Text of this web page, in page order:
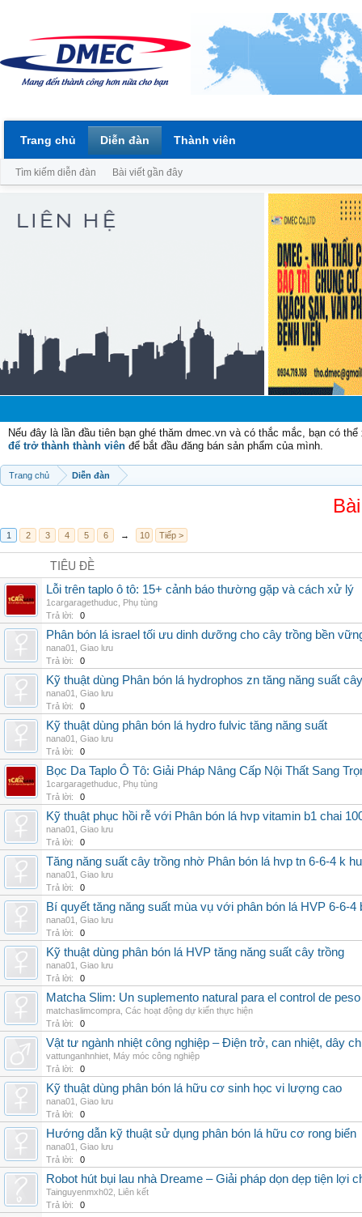
Nếu đây là lần đầu tiên bạn ghé thăm dmec.vn và có thắc mắc, bạn có
để trở thành thành viên để bắt đầu đăng bán sản phẩm của mình.
Trang chủ Diễn đàn
1 2 3 4 5 6 → 10 Tiếp >
TIÊU ĐỀ
Lỗi trên taplo ô tô: 15+ cảnh báo thường gặp và cách xử lý
1cargaragethuduc
Phụ tùng
Trả lời:
0
Phân bón lá israel tối ưu dinh dưỡng cho cây trồng bền
nana01
Giao lưu
Trả lời:
0
Kỹ thuật dùng Phân bón lá hydrophos zn tăng năng suất cây
nana01
Giao lưu
Trả lời:
0
Kỹ thuật dùng phân bón lá hydro fulvic tăng năng suất
nana01
Giao lưu
Trả lời:
0
Bọc Da Taplo Ô Tô: Giải Pháp Nâng Cấp Nội Thất Sang
1cargaragethuduc
Phụ tùng
Trả lời:
0
Kỹ thuật phục hồi rễ với Phân bón lá hvp vitamin b1 chai
nana01
Giao lưu
Trả lời:
0
Tăng năng suất cây trồng nhờ Phân bón lá hvp tn 6-6-4 k
nana01
Giao lưu
Trả lời:
0
Bí quyết tăng năng suất mùa vụ với phân bón lá HVP 6-6-4
nana01
Giao lưu
Trả lời:
0
Kỹ thuật dùng phân bón lá HVP tăng năng suất cây trồng
nana01
Giao lưu
Trả lời:
0
Matcha Slim: Un suplemento natural para el control de peso
matchaslimcompra Các hoạt động dự kiến thực hiện
Trả lời:
0
Vật tư ngành nhiệt công nghiệp – Điện trở, can nhiệt, dây
vattunganhnhiet Máy móc công nghiệp
Trả lời:
0
Kỹ thuật dùng phân bón lá hữu cơ sinh học vi lượng cao
nana01
Giao lưu
Trả lời:
0
Hướng dẫn kỹ thuật sử dụng phân bón lá hữu cơ rong biển
nana01
Giao lưu
Trả lời:
0
Robot hút bụi lau nhà Dreame – Giải pháp dọn dẹp tiện lợi
Tainguyenmxh02 Liên kết
Trả lời:
0
Trang chủ Diễn đàn
Tìm kiếm diễn đàn Bài viết gần đây
Thành viên